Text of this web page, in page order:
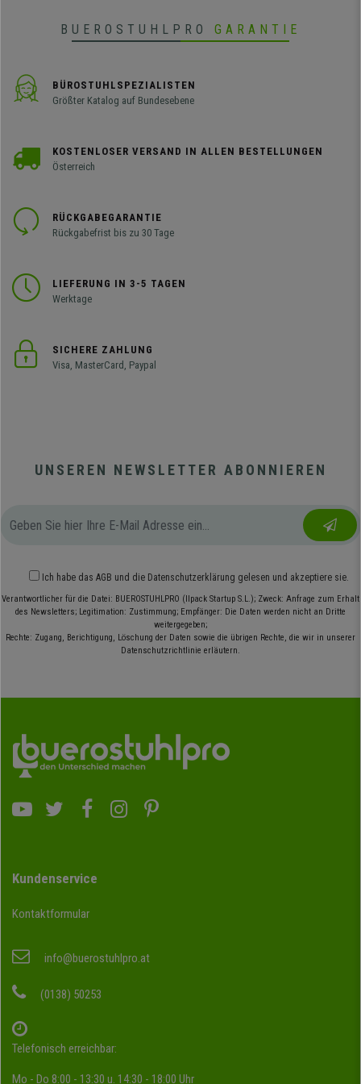
BUEROSTUHLPRO GARANTIE
BÜROSTUHLSPEZIALISTEN
Größter Katalog auf Bundesebene
KOSTENLOSER VERSAND IN ALLEN BESTELLUNGEN
Österreich
RÜCKGABEGARANTIE
Rückgabefrist bis zu 30 Tage
LIEFERUNG IN 3-5 TAGEN
Werktage
SICHERE ZAHLUNG
Visa, MasterCard, Paypal
UNSEREN NEWSLETTER ABONNIEREN
Ich habe das AGB und die Datenschutzerklärung gelesen und akzeptiere sie.
Verantwortlicher für die Datei: BUEROSTUHLPRO (Ilpack Startup S.L.); Zweck: Anfrage zum Erhalt
des Newsletters; Legitimation: Zustimmung; Empfänger: Die Daten werden nicht an Dritte
weitergegeben;
Rechte: Zugang, Berichtigung, Löschung der Daten sowie die übrigen Rechte, die wir in unserer
Datenschutzrichtlinie erläutern.
Kundenservice
Kontaktformular
info@buerostuhlpro.at
(0138) 50253
Telefonisch erreichbar:
Mo - Do 8:00 - 13:30 u. 14:30 - 18:00 Uhr